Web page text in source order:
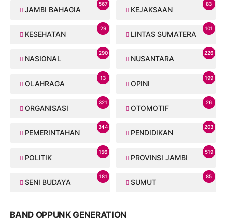
JAMBI BAHAGIA
567
KEJAKSAAN
83
KESEHATAN
29
LINTAS SUMATERA
101
NASIONAL
290
NUSANTARA
226
OLAHRAGA
13
OPINI
199
ORGANISASI
321
OTOMOTIF
26
PEMERINTAHAN
344
PENDIDIKAN
203
POLITIK
156
PROVINSI JAMBI
519
SENI BUDAYA
181
SUMUT
85
BAND OPPUNK GENERATION